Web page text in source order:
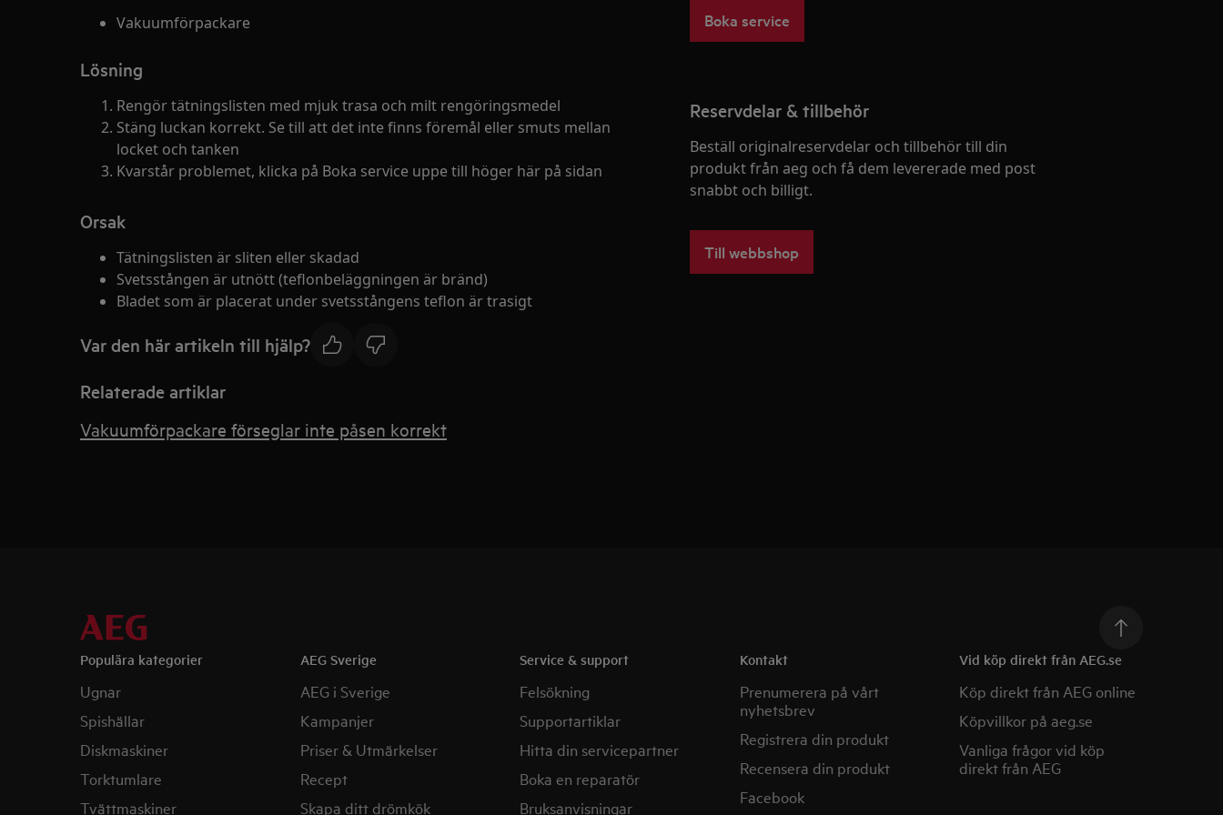
Vakuumförpackare
Lösning
Rengör tätningslisten med mjuk trasa och milt rengöringsmedel
Stäng luckan korrekt. Se till att det inte finns föremål eller smuts mellan
locket och tanken
Kvarstår problemet, klicka på Boka service uppe till höger här på sidan
Orsak
Tätningslisten är sliten eller skadad
Svetsstången är utnött (teflonbeläggningen är bränd)
Bladet som är placerat under svetsstångens teflon är trasigt
Var den här artikeln till hjälp?
Relaterade artiklar
Vakuumförpackare förseglar inte påsen korrekt
Boka service
Reservdelar & tillbehör
Beställ originalreservdelar och tillbehör till din
produkt från aeg och få dem levererade med post
snabbt och billigt.
Till webbshop
Populära kategorier
Ugnar
Spishällar
Diskmaskiner
Torktumlare
Tvättmaskiner
AEG Sverige
AEG i Sverige
Kampanjer
Priser & Utmärkelser
Recept
Skapa ditt drömkök
Service & support
Felsökning
Supportartiklar
Hitta din servicepartner
Boka en reparatör
Bruksanvisningar
Kontakt
Prenumerera på vårt
nyhetsbrev
Registrera din produkt
Recensera din produkt
Facebook
Vid köp direkt från AEG.se
Köp direkt från AEG online
Köpvillkor på aeg.se
Vanliga frågor vid köp
direkt från AEG